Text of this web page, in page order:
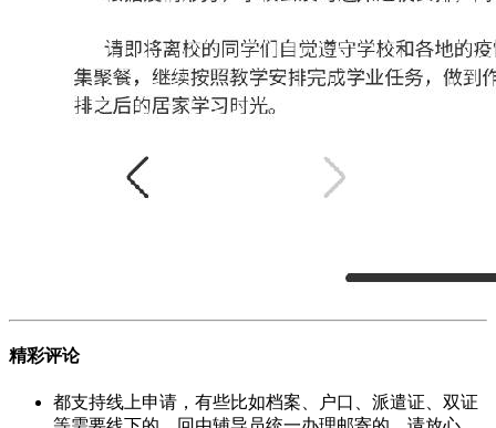
精彩评论
都支持线上申请，有些比如档案、户口、派遣证、双证